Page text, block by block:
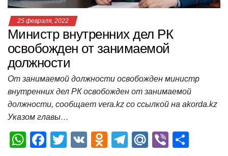
25 февраля, 2022
Министр внутренних дел РК
освобожден от занимаемой
должности
От занимаемой должности освобожден министр
внутренних дел РК освобожден от занимаемой
должности, сообщает vera.kz со ссылкой на akorda.kz
Указом главы…
W
F
T
V
O
T
M
Vi